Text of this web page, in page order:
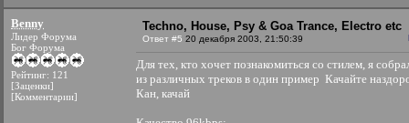
Benny
Лидер Форума
Бог Форума
Рейтинг: 121
[Заценки]
[Комментарии]
Techno, House, Psy & Goa Trance, Electro etc
Ответ #5 20 декабря 2003, 21:50:39
Для тех, кто хочет познакомиться со стилем, я
из различных треков в один пример Качайте
Кан, качай